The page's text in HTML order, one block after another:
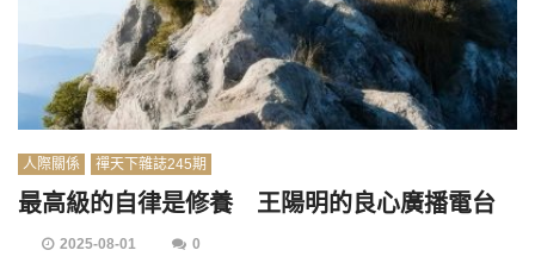
人際關係 禪天下雜誌245期
最高級的自律是修養 王陽明的良心廣播電台
2025-08-01 0